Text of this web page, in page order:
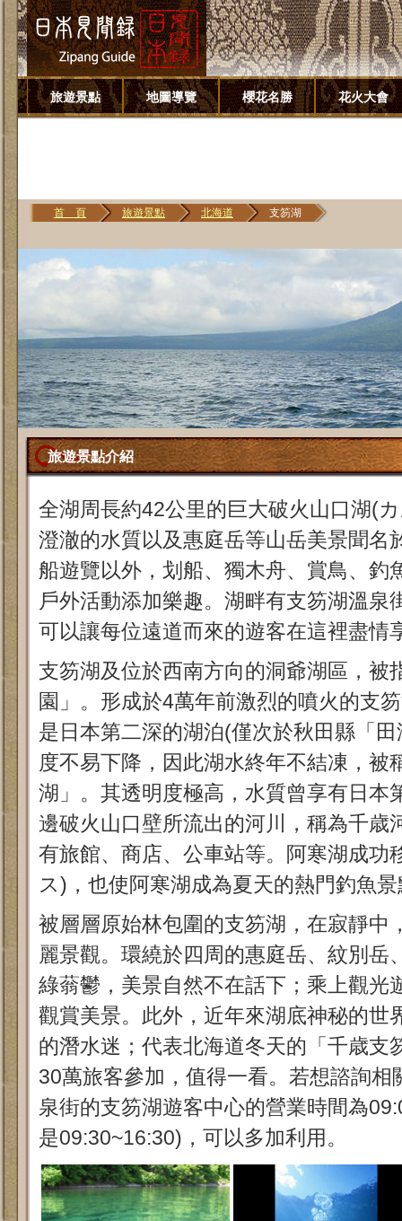
旅遊景點 地圖導覽 櫻花名勝 花火大會
首 頁 旅遊景點 北海道 支笏湖
旅遊景點介紹
全湖周長約42公里的巨大破火山口湖(
澄澈的水質以及惠庭岳等山岳美景聞名
船遊覽以外，划船、獨木舟、賞鳥、釣
戶外活動添加樂趣。湖畔有支笏湖溫泉
可以讓每位遠道而來的遊客在這裡盡情
支笏湖及位於西南方向的洞爺湖區，被
園」。形成於4萬年前激烈的噴火的支
是日本第二深的湖泊(僅次於秋田縣「
度不易下降，因此湖水終年不結凍，被
湖」。其透明度極高，水質曾享有日本
邊破火山口壁所流出的河川，稱為千歳
有旅館、商店、公車站等。阿寒湖成功
ス)，也使阿寒湖成為夏天的熱門釣魚
被層層原始林包圍的支笏湖，在寂靜中
麗景觀。環繞於四周的惠庭岳、紋別岳
綠蓊鬱，美景自然不在話下；乘上觀光
觀賞美景。此外，近年來湖底神秘的世
的潛水迷；代表北海道冬天的「千歳支
30萬旅客參加，值得一看。若想諮詢相
泉街的支笏湖遊客中心的營業時間為
是09:30~16:30)，可以多加利用。